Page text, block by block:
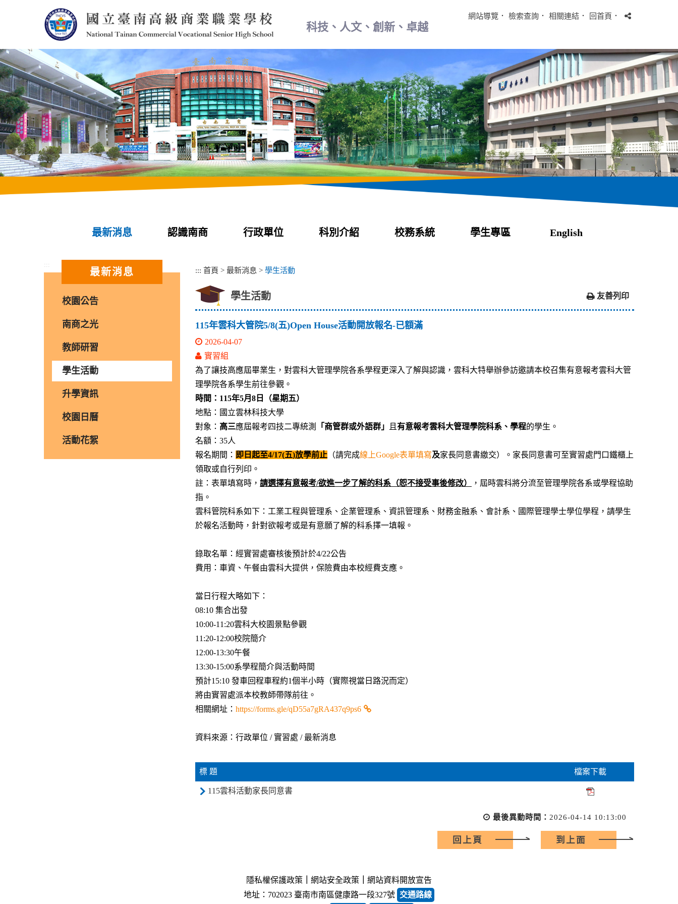
內
容
區
塊
科技、人文、創新、卓越
網站導覽 ． 檢索查詢 ． 相關連結 ． 回首頁 ．
最新消息 認識南商 行政單位 科別介紹 校務系統 學生專區 English
:::
最新消息
校園公告
南商之光
教師研習
學生活動
升學資訊
校園日曆
活動花絮
::: 首頁 > 最新消息 > 學生活動
學生活動 友善列印
115年雲科大管院5/8(五)Open House活動開放報名-已額滿
2026-04-07
實習組
為了讓技高應屆畢業生，對雲科大管理學院各系學程更深入了解與認識，雲科大特舉辦參訪邀請本校召集有意報考雲科大管
理學院各系學生前往參觀。
時間：115年5月8日（星期五）
地點：國立雲林科技大學
對象： 高三應屆報考四技二專統測 「商管群或外語群」 且 有意報考雲科大管理學院科系、學程的學生。
名額：35人
報名期間： 即日起至4/17(五)放學前止 （請完成線上Google表單填寫及家長同意書繳交）。家長同意書可至實習處門口鐵櫃上
領取或自行列印。
註：表單填寫時， 請選擇有意報考/欲進一步了解的科系（恕不接受事後修改）
，屆時雲科將分流至管理學院各系或學程協助
指。
雲科管院科系如下：工業工程與管理系、企業管理系、資訊管理系、財務金融系、會計系、國際管理學士學位學程，請學生
於報名活動時，針對欲報考或是有意願了解的科系擇一填報。
錄取名單：經實習處審核後預計於4/22公告
費用：車資、午餐由雲科大提供，保險費由本校經費支應。
當日行程大略如下：
08:10 集合出發
10:00-11:20雲科大校園景點參觀
11:20-12:00校院簡介
12:00-13:30午餐
13:30-15:00系學程簡介與活動時間
預計15:10 發車回程車程約1個半小時（實際視當日路況而定）
將由實習處派本校教師帶隊前往。
相關網址： https://forms.gle/qD55a7gRA437q9ps6
資料來源：行政單位 / 實習處 / 最新消息
標 題 檔案下載
115雲科活動家長同意書
最後異動時間： 2026-04-14 10:13:00
回上頁 到上面
隱私權保護政策 網站安全政策
網站資料開放宣告
地址：702023 臺南市南區健康路一段327號 交通路線